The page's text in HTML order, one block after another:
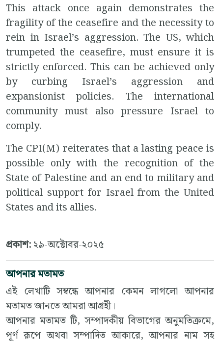
This attack once again demonstrates the
fragility of the ceasefire and the necessity to
rein in Israel’s aggression. The US, which
trumpeted the ceasefire, must ensure it is
strictly enforced. This can be achieved only
by curbing Israel’s aggression and
expansionist policies. The international
community must also pressure Israel to
comply.
The CPI(M) reiterates that a lasting peace is
possible only with the recognition of the
State of Palestine and an end to military and
political support for Israel from the United
States and its allies.
প্রকাশ:২৯-অক্টোবর-২০২৫
আপনার মতামত
এই লেখাটি সম্বন্ধে আপনার কেমন লাগলো আপনার
মতামত জানতে আমরা আগ্রহী।
আপনার মতামত টি, সম্পাদকীয় বিভাগের অনুমতিক্রমে,
পূর্ণ রূপে অথবা সম্পাদিত আকারে, আপনার নাম সহ